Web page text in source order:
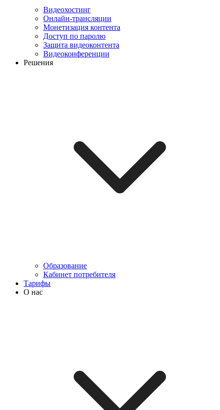
Видеохостинг
Онлайн-трансляции
Монетизация контента
Доступ по паролю
Защита видеоконтента
Видеоконференции
Решения
Образование
Кабинет потребителя
Тарифы
О нас